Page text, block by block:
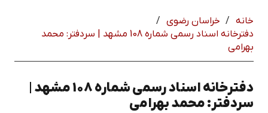
خانه / خراسان رضوي /
دفترخانه اسناد رسمی شماره 108 مشهد | سردفتر: محمد
بهرامي
دفترخانه اسناد رسمی شماره 108 مشهد |
سردفتر: محمد بهرامي